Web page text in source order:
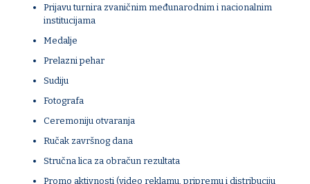
Prijavu turnira zvaničnim međunarodnim i nacionalnim
institucijama
Medalje
Prelazni pehar
Sudiju
Fotografa
Ceremoniju otvaranja
Ručak završnog dana
Stručna lica za obračun rezultata
Promo aktivnosti (video reklamu, pripremu i distribuciju